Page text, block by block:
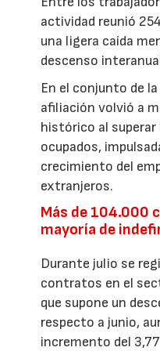
actividad reunió
una ligera caída
descenso
En el conjunto de
afiliación volvió a
histórico al superar
ocupados,
crecimiento del
extranjeros.
Más de 104.000
mayoría de
Durante julio se
contratos en el
que supone un
respecto a junio,
incremento del